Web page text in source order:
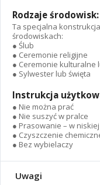
Rodzaje środowisk:
Ta specjalna
środowiskach:
● Ślub
● Ceremonie religijne
● Ceremonie kulturalne
● Sylwester lub święta
Instrukcja
● Nie można prać
● Nie suszyć w pralce
● Prasowanie – w
● Czyszczenie
● Bez wybielaczy
Uwagi